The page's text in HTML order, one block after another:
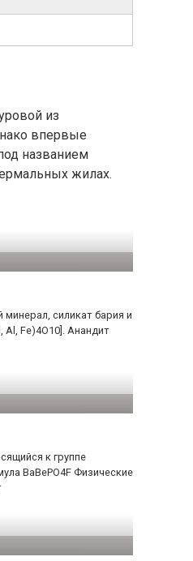
из
впервые
названием
жилах.
силикат бария и
Al, Fe)4O10]. Анандит
к группе
BaBePO4F Физические